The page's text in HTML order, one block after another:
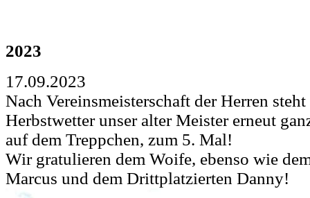
2023
17.09.2023
Nach Vereinsmeisterschaft der Herren
Herbstwetter unser alter Meister erneut
auf dem Treppchen, zum 5. Mal!
Wir gratulieren dem Woife, ebenso wie
Marcus und dem Drittplatzierten Danny!